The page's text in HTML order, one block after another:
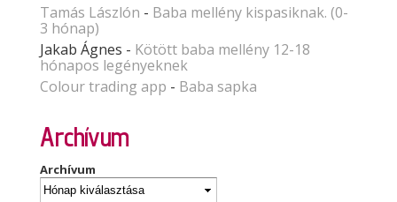
Tamás Lászlón - Baba mellény kispasiknak. (0-
3 hónap)
Jakab Ágnes - Kötött baba mellény 12-18
hónapos legényeknek
Colour trading app - Baba sapka
Archívum
Archívum